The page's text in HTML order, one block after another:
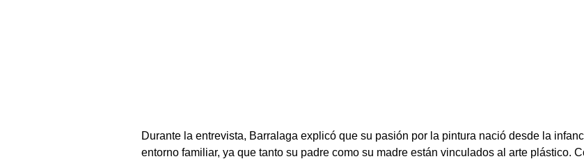
Durante la entrevista, Barralaga explicó que su pasión por la pintura nació desde la
entorno familiar, ya que tanto su padre como su madre están vinculados al arte plástico.